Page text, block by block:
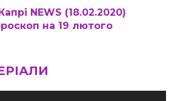
NEWS (18.02.2020)
на 19 лютого